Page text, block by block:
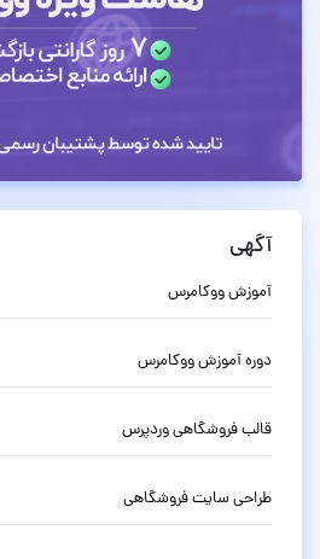
آگهی
آموزش ووکامرس
دوره آموزش ووکامرس
قالب فروشگاهی وردپرس
طراحی سایت فروشگاهی